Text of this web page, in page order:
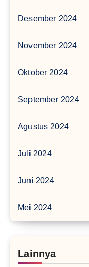
Desember 2024
November 2024
Oktober 2024
September 2024
Agustus 2024
Juli 2024
Juni 2024
Mei 2024
Lainnya